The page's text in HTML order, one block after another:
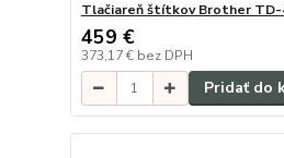
Tlačiareň štítkov Brother TD-
459 €
373,17 € bez DPH
Pridať do